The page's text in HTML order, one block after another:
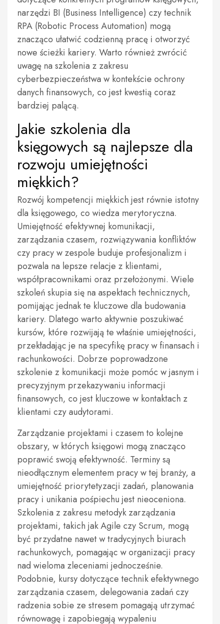
narzędzi BI (Business Intelligence) czy technik
RPA (Robotic Process Automation) mogą
znacząco ułatwić codzienną pracę i otworzyć
nowe ścieżki kariery. Warto również zwrócić
uwagę na szkolenia z zakresu
cyberbezpieczeństwa w kontekście ochrony
danych finansowych, co jest kwestią coraz
bardziej palącą.
Jakie szkolenia dla
księgowych są najlepsze dla
rozwoju umiejętności
miękkich?
Rozwój kompetencji miękkich jest równie istotny
dla księgowego, co wiedza merytoryczna.
Umiejętność efektywnej komunikacji,
zarządzania czasem, rozwiązywania konfliktów
czy pracy w zespole buduje profesjonalizm i
pozwala na lepsze relacje z klientami,
współpracownikami oraz przełożonymi. Wiele
szkoleń skupia się na aspektach technicznych,
pomijając jednak te kluczowe dla budowania
kariery. Dlatego warto aktywnie poszukiwać
kursów, które rozwijają te właśnie umiejętności,
przekładając je na specyfikę pracy w finansach i
rachunkowości. Dobrze poprowadzone
szkolenie z komunikacji może pomóc w jasnym i
precyzyjnym przekazywaniu informacji
finansowych, co jest kluczowe w kontaktach z
klientami czy audytorami.
Zarządzanie projektami i czasem to kolejne
obszary, w których księgowi mogą znacząco
poprawić swoją efektywność. Terminy są
nieodłącznym elementem pracy w tej branży, a
umiejętność priorytetyzacji zadań, planowania
pracy i unikania pośpiechu jest nieoceniona.
Szkolenia z zakresu metodyk zarządzania
projektami, takich jak Agile czy Scrum, mogą
być przydatne nawet w tradycyjnych biurach
rachunkowych, pomagając w organizacji pracy
nad wieloma zleceniami jednocześnie.
Podobnie, kursy dotyczące technik efektywnego
zarządzania czasem, delegowania zadań czy
radzenia sobie ze stresem pomagają utrzymać
równowagę i zapobiegają wypaleniu